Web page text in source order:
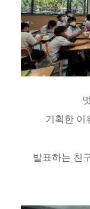
기획한 이
발표하는 친